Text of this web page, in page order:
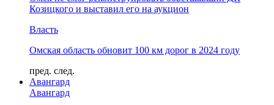
Козицкого и выставил его на аукцион
Власть
Омская область обновит 100 км дорог в 2024 году
пред. след.
Авангард
Авангард